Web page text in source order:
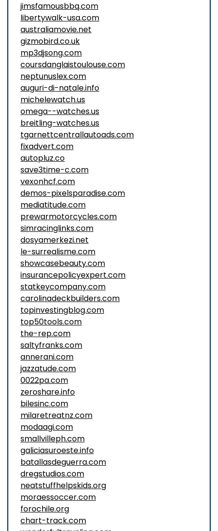
jimsfamousbbq.com
libertywalk-usa.com
australiamovie.net
gizmobird.co.uk
mp3djsong.com
coursdanglaistoulouse.com
neptunuslex.com
auguri-di-natale.info
michelewatch.us
omega--watches.us
breitling-watches.us
tgarnettcentrallautoads.com
fixadvert.com
autopluz.co
save3time-c.com
vexonhcf.com
demos-pixelsparadise.com
mediatitude.com
prewarmotorcycles.com
simracinglinks.com
dosyamerkezi.net
le-surrealisme.com
showcasebeauty.com
insurancepolicyexpert.com
statkeycompany.com
carolinadeckbuilders.com
topinvestingblog.com
top50tools.com
the-rep.com
saltyfranks.com
annerani.com
jazzatude.com
0022pa.com
zeroshare.info
bilesinc.com
milaretreatnz.com
modaagi.com
smallvilleph.com
galiciasuroeste.info
batallasdeguerra.com
dregstudios.com
neatstuffhelpskids.org
moraessoccer.com
forochile.org
chart-track.com